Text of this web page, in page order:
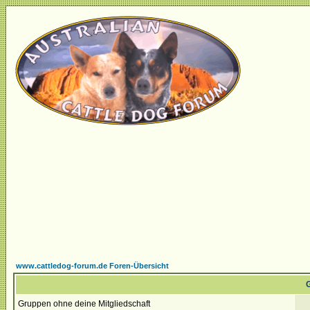
www.cattledog-forum.de Foren-Übersicht
Gruppen ohne deine Mitgliedschaft